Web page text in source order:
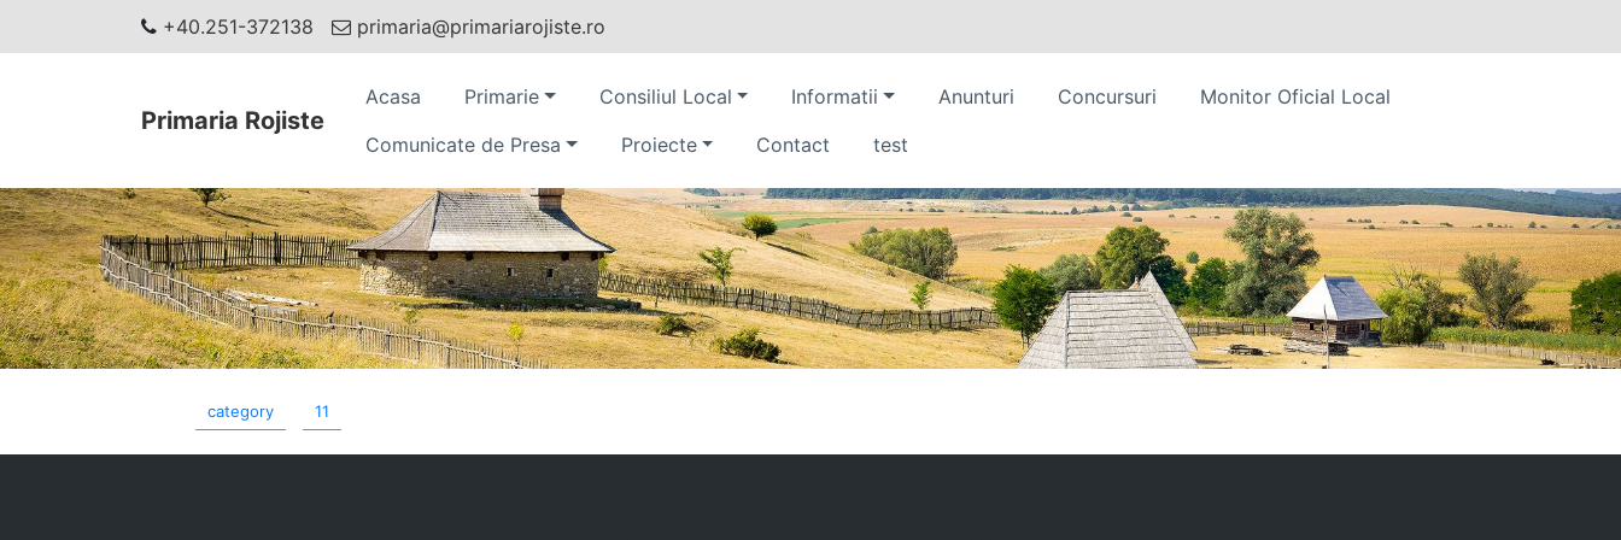
+40.251-372138 primaria@primariarojiste.ro
Primaria Rojiste
Acasa Primarie Consiliul Local Informatii Anunturi Concursuri
Monitor Oficial Local
Comunicate de Presa
Proiecte Contact test
category 11